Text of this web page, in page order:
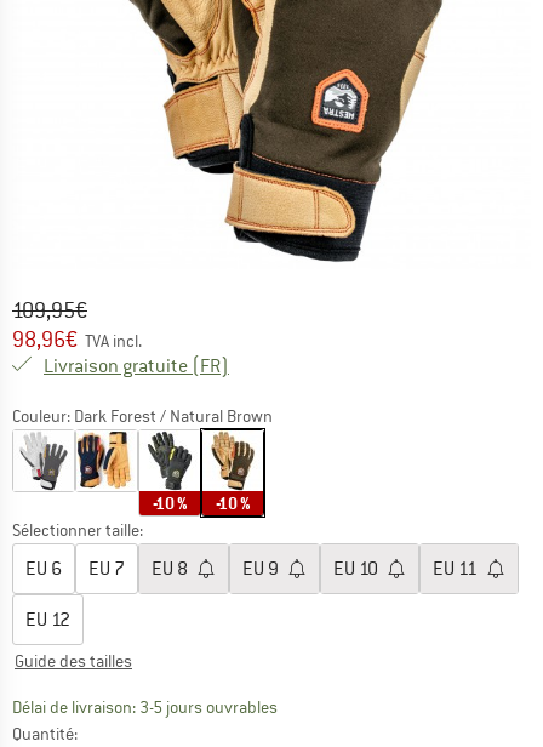
Prix initial :
109,95€
Prix:
98,96€ TVA incl.
Livraison gratuite (FR)
Couleur: Dark Forest / Natural Brown
-10 % -10 %
Sélectionner taille:
EU 6 EU 7 EU 8 EU 9 EU 10 EU 11
EU 12
Guide des tailles
Délai de livraison: 3-5 jours ouvrablesLe lien s'ouvre dans une boîte
Quantité: